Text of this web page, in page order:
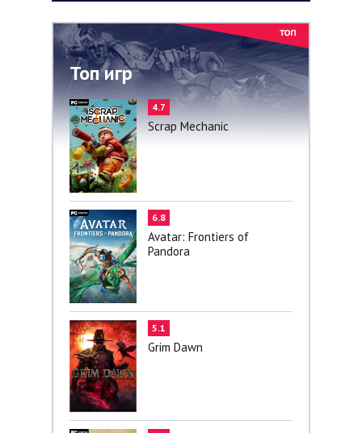
Топ игр
4.7
Scrap Mechanic
6.8
Avatar: Frontiers of
Pandora
5.1
Grim Dawn